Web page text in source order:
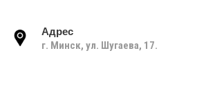
Адрес
г. Минск, ул. Шугаева, 17.